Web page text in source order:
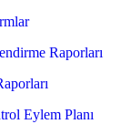
Raporları
Eylem Planı